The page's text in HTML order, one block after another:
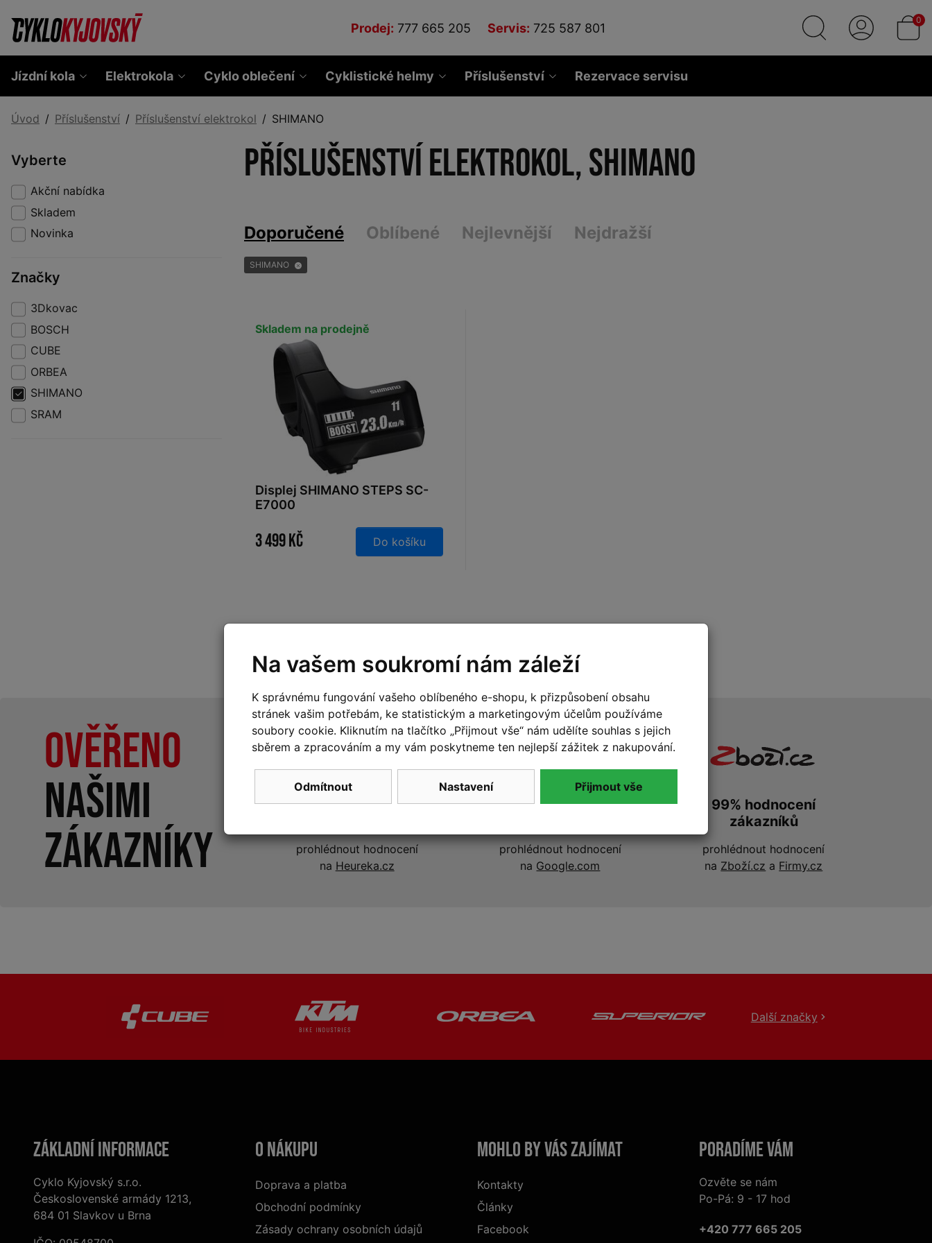
Prodej: 777 665 205 Servis: 725 587 801
0
Jízdní kola Elektrokola Cyklo oblečení Cyklistické helmy Příslušenství Rezervace servisu
Úvod Příslušenství Příslušenství elektrokol SHIMANO
Příslušenství elektrokol, SHIMANO
Doporučené Oblíbené Nejlevnější Nejdražší
SHIMANO
Skladem na prodejně
Displej SHIMANO STEPS SC-
E7000
3 499 Kč Do košíku
Vyberte
Akční nabídka
Skladem
Novinka
Značky
3Dkovac
BOSCH
CUBE
ORBEA
SHIMANO
SRAM
Ověřeno
našimi
zákazníky
100% hodnocení
prohlédnout hodnocení
na Heureka.cz
99% hodnocení
prohlédnout hodnocení
na Google.com
99% hodnocení
zákazníků
prohlédnout hodnocení
na Zboží.cz a Firmy.cz
Další značky
Základní informace
Cyklo Kyjovský s.r.o.
Československé armády 1213,
684 01 Slavkov u Brna
O nákupu
Doprava a platba
Obchodní podmínky
Zásady ochrany osobních údajů
Mohlo by vás zajímat
Kontakty
Články
Facebook
Poradíme Vám
Ozvěte se nám
Po-Pá: 9 - 17 hod
+420 777 665 205
Na vašem soukromí nám záleží
K správnému fungování vašeho oblíbeného e-shopu, k přizpůsobení obsahu
stránek vašim potřebám, ke statistickým a marketingovým účelům používáme
soubory cookie. Kliknutím na tlačítko „Přijmout vše“ nám udělíte souhlas s jejich
sběrem a zpracováním a my vám poskytneme ten nejlepší zážitek z nakupování.
Odmítnout Nastavení Přijmout vše